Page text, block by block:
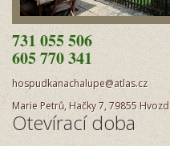
731 055 506
605 770 341
hospudkanachalupe@atlas.cz
Marie Petrů, Hačky 7, 79855 Hvozd
Otevírací doba